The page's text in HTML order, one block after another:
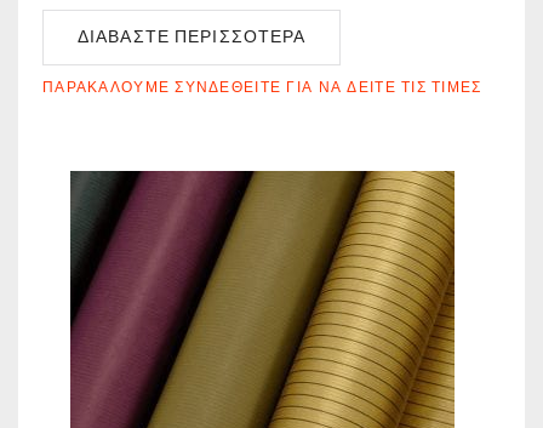
ΔΙΑΒΆΣΤΕ ΠΕΡΙΣΣΌΤΕΡΑ
ΠΑΡΑΚΑΛΟΎΜΕ ΣΥΝΔΕΘΕΊΤΕ ΓΙΑ ΝΑ ΔΕΊΤΕ ΤΙΣ ΤΙΜΈΣ